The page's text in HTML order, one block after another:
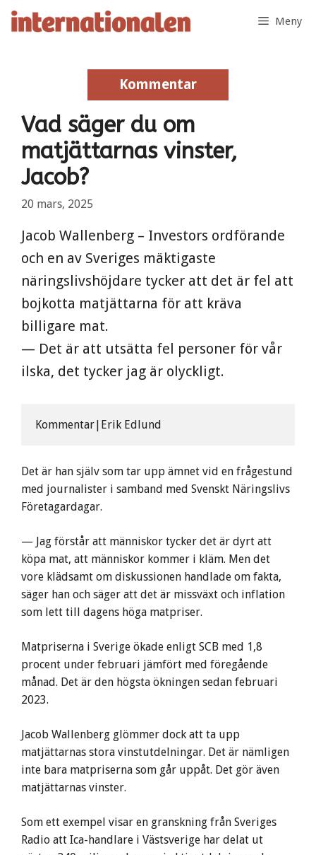
Hoppa
Meny
Kommentar
Kommentar
Vad säger du om
matjättarnas vinster,
Jacob?
20 mars, 2025
Jacob Wallenberg – Investors ordförande
och en av Sveriges mäktigaste
näringslivshöjdare tycker att det är fel att
bojkotta matjättarna för att kräva
billigare mat.
— Det är att utsätta fel personer för vår
ilska, det tycker jag är olyckligt.
Kommentar|Erik Edlund
Det är han själv som tar upp ämnet vid en frågestund
med journalister i samband med Svenskt Näringslivs
Företagardagar.
— Jag förstår att människor tycker det är dyrt att
köpa mat, att människor kommer i kläm. Men det
vore klädsamt om diskussionen handlade om fakta,
säger han och säger att det är missväxt och inflation
som lett till dagens höga matpriser.
Matpriserna i Sverige ökade enligt SCB med 1,8
procent under februari jämfört med föregående
månad. Det är den högsta ökningen sedan februari
2023.
Jacob Wallenberg glömmer dock att ta upp
matjättarnas stora vinstutdelningar. Det är nämligen
inte bara matpriserna som går uppåt. Det gör även
matjättarnas vinster.
Som ett exempel visar en granskning från Sveriges
Radio att Ica-handlare i Västsverige har delat ut